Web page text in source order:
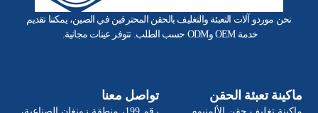
نحن موردو آلات التعبئة والتغليف بالحقن المحترفين في الصين، يمكننا تقديم
خدمة OEM وODM حسب الطلب. تتوفر عينات مجانية.
ماكينة تعبئة الحقن تواصل معنا